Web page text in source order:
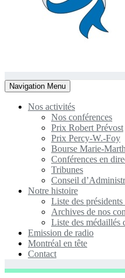
Toggle
navigation
Navigation Menu
Nos activités
Nos conférences
Prix Robert Prévost
Prix Percy-W.-Foy
Bourse Marie-
Conférences en
Tribunes
Conseil
Notre histoire
Liste des
Archives de nos
Liste des médaillés
Emission de radio
Montréal en tête
Contact